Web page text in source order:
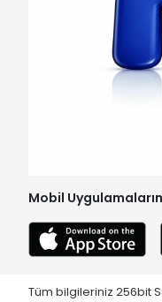
Mobil
Tüm bilgileriniz 256bit